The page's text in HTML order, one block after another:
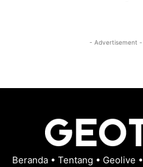
- Advertisement -
Beranda • Tentang • Geolive •